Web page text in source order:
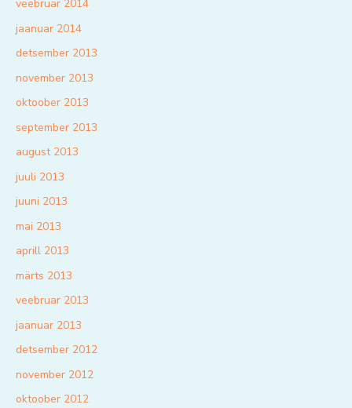
veebruar 2014
jaanuar 2014
detsember 2013
november 2013
oktoober 2013
september 2013
august 2013
juuli 2013
juuni 2013
mai 2013
aprill 2013
märts 2013
veebruar 2013
jaanuar 2013
detsember 2012
november 2012
oktoober 2012